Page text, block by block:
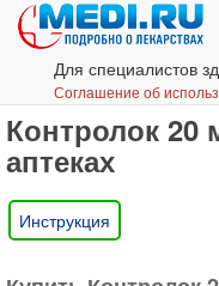
Для специалистов
Соглашение об
Контролок 20
аптеках
Инструкция